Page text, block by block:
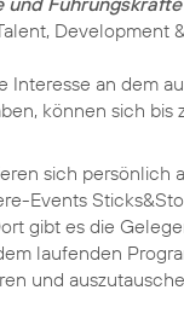
Development
Interesse an dem
können sich bis
sich persönlich
Events
gibt es die
laufenden
und